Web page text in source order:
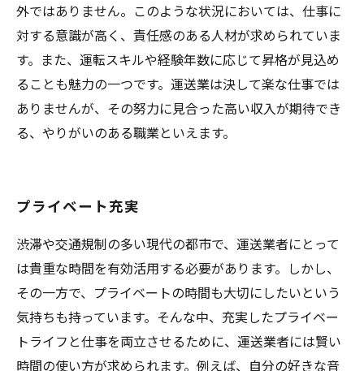
外ではありません。このような状況においては、仕事に
対する意識が高く、責任感のある人材が求められていま
す。また、運転スキルや経験年数に応じて昇格が見込め
ることも魅力の一つです。運送業は決して楽な仕事では
ありませんが、その努力に見合った高い収入が期待でき
る、やりがいのある職業といえます。
プライベート充実
渋滞や交通規制の多い現代の都市で、運送業者にとって
は貴重な時間を有効活用する必要があります。しかし、
その一方で、プライベートの時間も大切にしたいという
気持ちも持っています。そんな中、充実したプライベー
トライフと仕事を両立させるために、運送業者には賢い
時間の使い方が求められます。例えば、自分の好きな音